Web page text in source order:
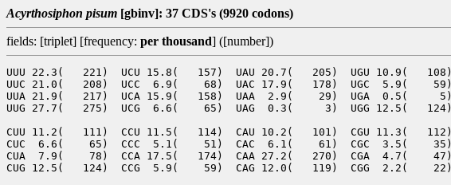
Acyrthosiphon pisum [gbinv]: 37 CDS's (9920 codons)
fields: [triplet] [frequency: per thousand] ([number])
UUU 22.3(   221)  UCU 15.8(   157)  UAU 20.7(   205)  UGU 10.9(   108)
UUC 21.0(   208)  UCC  6.9(    68)  UAC 17.9(   178)  UGC  5.9(    59)
UUA 21.9(   217)  UCA 15.9(   158)  UAA  2.9(    29)  UGA  0.5(     5)
UUG 27.7(   275)  UCG  6.6(    65)  UAG  0.3(     3)  UGG 12.5(   124)
CUU 11.2(   111)  CCU 11.5(   114)  CAU 10.2(   101)  CGU 11.3(   112)
CUC  6.6(    65)  CCC  5.1(    51)  CAC  6.1(    61)  CGC  3.5(    35)
CUA  7.9(    78)  CCA 17.5(   174)  CAA 27.2(   270)  CGA  4.7(    47)
CUG 12.5(   124)  CCG  5.9(    59)  CAG 12.0(   119)  CGG  2.2(    22)